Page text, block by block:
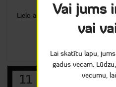
Lielo atlaižu dienas TC
dažādas
11
Vai jums
vai
Lai skatītu lapu,
gadus vecam.
vecumu,